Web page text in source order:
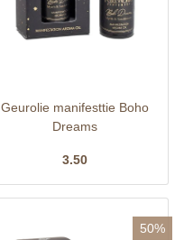
Geurolie manifesttie Boho
Dreams
3.50
50%